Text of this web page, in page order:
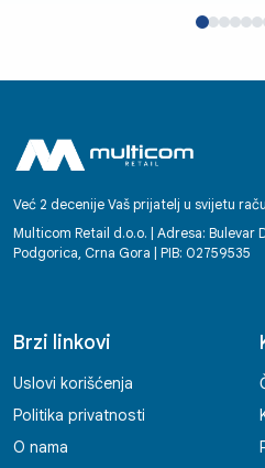
Već 2 decenije Vaš prijatelj u svijetu
Multicom Retail d.o.o. | Adresa: Bulevar
Podgorica, Crna Gora | PIB: 02759535
Brzi linkovi
Uslovi korišćenja
Politika privatnosti
O nama